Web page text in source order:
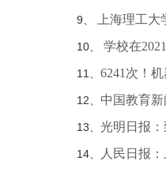
9、 上海理工
10、 学校在
11、 6241次！
12、 中国教育
13、 光明日报
14、 人民日报